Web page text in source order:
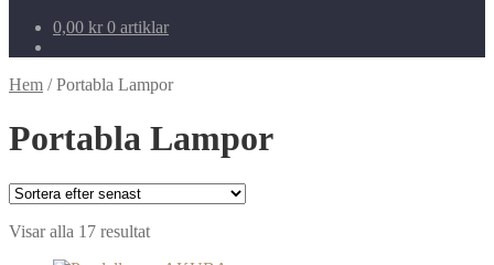
0,00 kr 0 artiklar
Hem /Portabla Lampor
Portabla Lampor
Visar alla 17 resultatSortera